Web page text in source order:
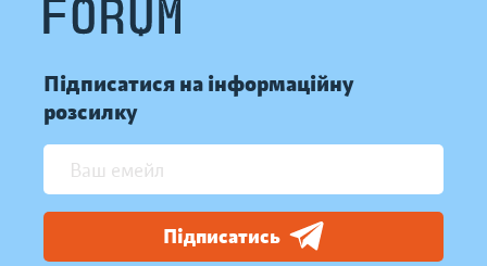
Підписатися на інформаційну
розсилку
Підписатись